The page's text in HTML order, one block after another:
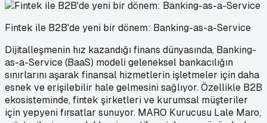
Fintek ile B2B'de yeni bir dönem: Banking-as-a-Service
Dijitalleşmenin hız kazandığı finans dünyasında, Banking-
as-a-Service (BaaS) modeli geleneksel bankacılığın
sınırlarını aşarak finansal hizmetlerin işletmeler için daha
esnek ve erişilebilir hale gelmesini sağlıyor. Özellikle B2B
ekosisteminde, fintek şirketleri ve kurumsal müşteriler
için yepyeni fırsatlar sunuyor. MARO Kurucusu Lale Maro,